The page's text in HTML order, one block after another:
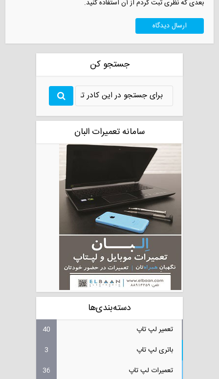
بعدی که نظری ثبت کردم از آن استفاده کنید.
جستجو کن
سامانه تعمیرات البان
دسته‌بندی‌ها
تعمیر لپ تاپ
40
باتری لپ تاپ
3
تعمیرات لپ تاپ
36